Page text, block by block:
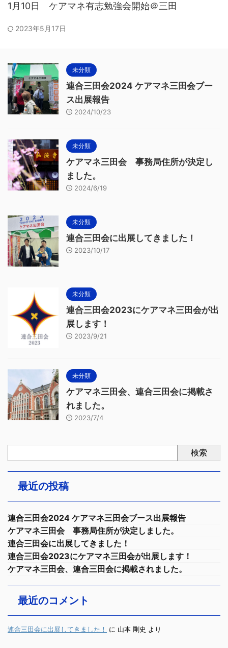
1月10日 ケアマネ有志勉強会開始＠三田
2023年5月17日
未分類
連合三田会2024 ケアマネ三田会ブー
ス出展報告
2024/10/23
未分類
ケアマネ三田会 事務局住所が決定し
ました。
2024/6/19
未分類
連合三田会に出展してきました！
2023/10/17
未分類
連合三田会2023にケアマネ三田会が出
展します！
2023/9/21
未分類
ケアマネ三田会、連合三田会に掲載さ
れました。
2023/7/4
検索
最近の投稿
連合三田会2024 ケアマネ三田会ブース出展報告
ケアマネ三田会 事務局住所が決定しました。
連合三田会に出展してきました！
連合三田会2023にケアマネ三田会が出展します！
ケアマネ三田会、連合三田会に掲載されました。
最近のコメント
連合三田会に出展してきました！ に 山本 剛史 より